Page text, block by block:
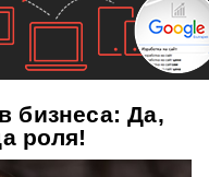
бизнеса: Да,
роля!